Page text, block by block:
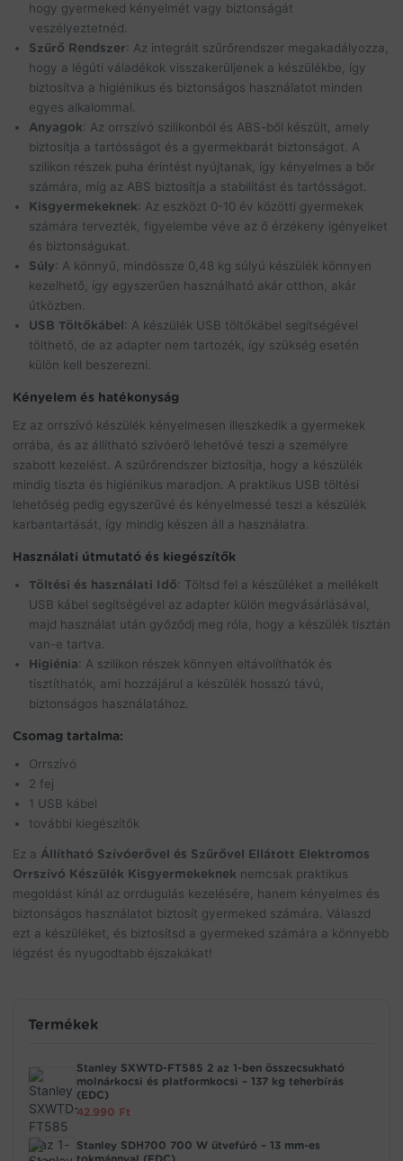
hogy gyermeked kényelmét vagy biztonságát
veszélyeztetnéd.
Szűrő Rendszer: Az integrált szűrőrendszer megakadályozza,
hogy a légúti váladékok visszakerüljenek a készülékbe, így
biztosítva a higiénikus és biztonságos használatot minden
egyes alkalommal.
Anyagok: Az orrszívó szilikonból és ABS-ből készült, amely
biztosítja a tartósságot és a gyermekbarát biztonságot. A
szilikon részek puha érintést nyújtanak, így kényelmes a bőr
számára, míg az ABS biztosítja a stabilitást és tartósságot.
Kisgyermekeknek: Az eszközt 0-10 év közötti gyermekek
számára tervezték, figyelembe véve az ő érzékeny igényeiket
és biztonságukat.
Súly: A könnyű, mindössze 0,48 kg súlyú készülék könnyen
kezelhető, így egyszerűen használható akár otthon, akár
útközben.
USB Töltőkábel: A készülék USB töltőkábel segítségével
tölthető, de az adapter nem tartozék, így szükség esetén
külön kell beszerezni.
Kényelem és hatékonyság
Ez az orrszívó készülék kényelmesen illeszkedik a gyermekek
orrába, és az állítható szívóerő lehetővé teszi a személyre
szabott kezelést. A szűrőrendszer biztosítja, hogy a készülék
mindig tiszta és higiénikus maradjon. A praktikus USB töltési
lehetőség pedig egyszerűvé és kényelmessé teszi a készülék
karbantartását, így mindig készen áll a használatra.
Használati útmutató és kiegészítők
Töltési és használati Idő: Töltsd fel a készüléket a mellékelt
USB kábel segítségével az adapter külön megvásárlásával,
majd használat után győződj meg róla, hogy a készülék tisztán
van-e tartva.
Higiénia: A szilikon részek könnyen eltávolíthatók és
tisztíthatók, ami hozzájárul a készülék hosszú távú,
biztonságos használatához.
Csomag tartalma:
Orrszívó
2 fej
1 USB kábel
további kiegészítők
Ez a Állítható Szívóerővel és Szűrővel Ellátott Elektromos
Orrszívó Készülék Kisgyermekeknek nemcsak praktikus
megoldást kínál az orrdugulás kezelésére, hanem kényelmes és
biztonságos használatot biztosít gyermeked számára. Válaszd
ezt a készüléket, és biztosítsd a gyermeked számára a könnyebb
légzést és nyugodtabb éjszakákat!
Termékek
Stanley SXWTD-FT585 2 az 1-ben összecsukható
molnárkocsi és platformkocsi – 137 kg teherbírás
(EDC)
42.990 Ft
Stanley SDH700 700 W ütvefúró – 13 mm-es